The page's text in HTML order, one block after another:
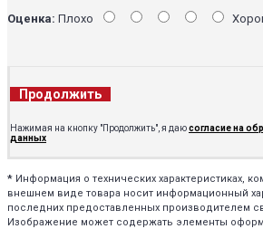
Оценка: Плохо
Продолжить
Нажимая на кнопку "Продолжить", я даюсогласие на
данных
* Информация о технических характеристиках,
внешнем виде товара носит информационный
последних предоставленных производителем
Изображение может содержать элементы